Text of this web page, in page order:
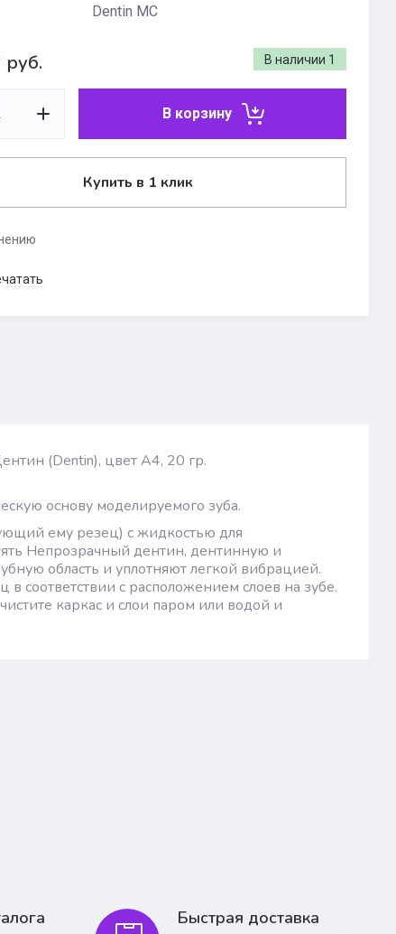
Dentin MC
В наличии 1
руб.
В корзину
Купить в 1 клик
(Dentin), цвет A4, 20 гр.
основу моделируемого зуба.
ему резец) с жидкостью для
Непрозрачный дентин, дентинную и
область и уплотняют легкой вибрацией.
соответствии с расположением слоев на зубе.
каркас и слои паром или водой и
Быстрая доставка